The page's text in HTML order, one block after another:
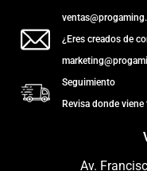
¿Eres creados de
Seguimiento
Revisa donde
Av.